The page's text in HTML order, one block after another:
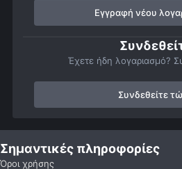
Εγγραφή νέου
Έχετε ήδη λογαριασμό?
Συνδεθείτε
Αρχή Αστροφωτογραφίες Σελήνη
Σημαντικές πληροφορίες
Όροι χρήσης